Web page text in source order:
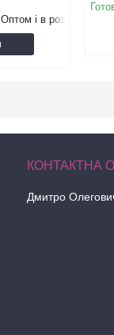
Оптом і в роздріб
Дмитро